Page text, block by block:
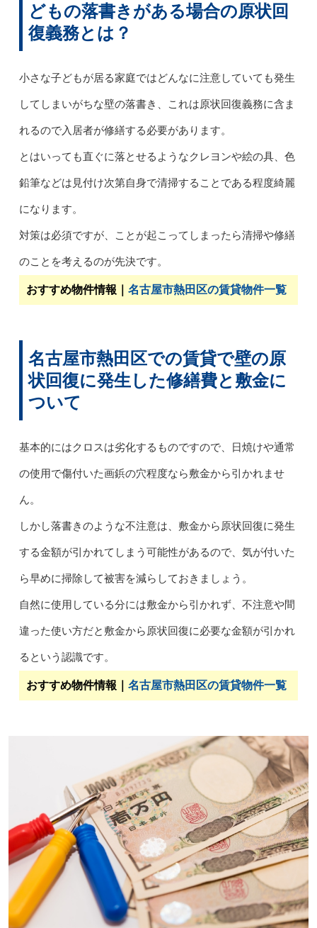
どもの落書きがある場合の原状回
復義務とは？
小さな子どもが居る家庭ではどんなに注意していても発生
してしまいがちな壁の落書き、これは原状回復義務に含ま
れるので入居者が修繕する必要があります。
とはいっても直ぐに落とせるようなクレヨンや絵の具、色
鉛筆などは見付け次第自身で清掃することである程度綺麗
になります。
対策は必須ですが、ことが起こってしまったら清掃や修繕
のことを考えるのが先決です。
おすすめ物件情報｜ 名古屋市熱田区の賃貸物件一覧
名古屋市熱田区での賃貸で壁の原
状回復に発生した修繕費と敷金に
ついて
基本的にはクロスは劣化するものですので、日焼けや通常
の使用で傷付いた画鋲の穴程度なら敷金から引かれませ
ん。
しかし落書きのような不注意は、敷金から原状回復に発生
する金額が引かれてしまう可能性があるので、気が付いた
ら早めに掃除して被害を減らしておきましょう。
自然に使用している分には敷金から引かれず、不注意や間
違った使い方だと敷金から原状回復に必要な金額が引かれ
るという認識です。
おすすめ物件情報｜ 名古屋市熱田区の賃貸物件一覧